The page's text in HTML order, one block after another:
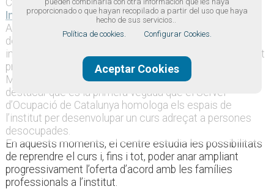
Institut Illa dels Banyols
Aquest curs, l’Institut Illa dels Banyols, centre formatiu
de referència a la comarca i a Catalunya de famílies
industrials i d’Hoteleria i Turisme, ha impartit el certificat
professional de nivell 1 “Operacions Auxiliars de
Manteniment en Electromecànica de Vehicles”. Cal
destacar que és la primera vegada que el Servei
d’Ocupació de Catalunya homologa els espais de
l’institut per desenvolupar un curs adreçat a persones
desocupades.
En aquests moments, el centre estudia les possibilitats
de reprendre el curs i, fins i tot, poder anar ampliant
progressivament l’oferta d’acord amb les famílies
professionals a l’institut.
proporcionado o que hayan recopilado a partir del uso que haya
hecho de sus servicios..
Política de cookies.
Configurar Cookies.
Aceptar Cookies